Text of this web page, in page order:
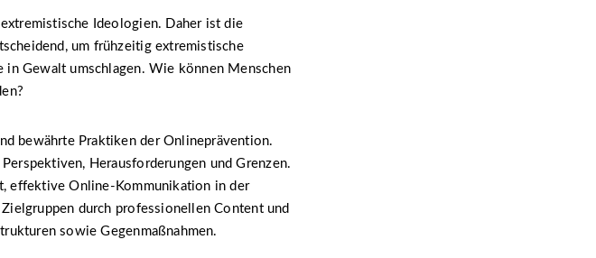
Ideologien. Daher ist die
um frühzeitig extremistische
Gewalt umschlagen. Wie können Menschen
bewährte Praktiken der Onlineprävention.
Herausforderungen und Grenzen.
effektive Online-Kommunikation in der
durch professionellen Content und
sowie Gegenmaßnahmen.